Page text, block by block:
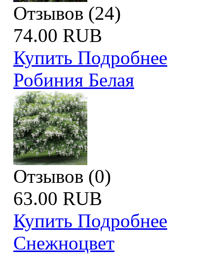
Отзывов (24)
74.00 RUB
Купить Подробнее
Робиния Белая
Отзывов (0)
63.00 RUB
Купить Подробнее
Снежноцвет